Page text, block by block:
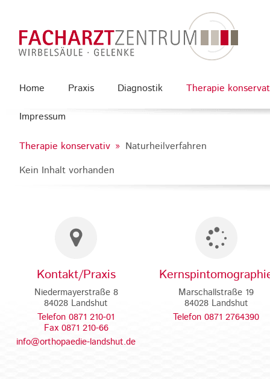
Home Praxis Diagnostik Therapie
Impressum
Therapie konservativ
Naturheilverfahren
Kein Inhalt vorhanden
Kontakt/Praxis
Niedermayerstraße 8
84028 Landshut
Telefon 0871 210-01
Fax 0871 210-66
info@orthopaedie-landshut.de
Marschallstraße 19
84028 Landshut
Telefon 0871 2764390